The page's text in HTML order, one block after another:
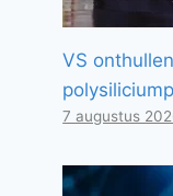
VS
7 augustus